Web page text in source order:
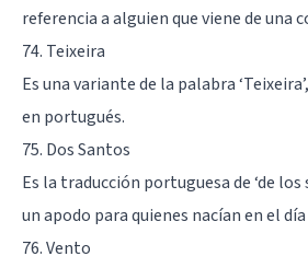
referencia a alguien que viene de una
74. Teixeira
Es una variante de la palabra
en portugués.
75. Dos Santos
Es la traducción portuguesa de ‘de los
un apodo para quienes nacían en el
76. Vento